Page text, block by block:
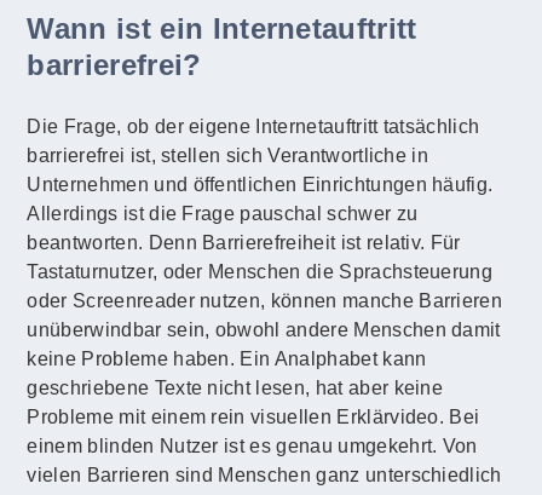
Wann ist ein Internetauftritt
barrierefrei?
Die Frage, ob der eigene Internetauftritt tatsächlich
barrierefrei ist, stellen sich Verantwortliche in
Unternehmen und öffentlichen Einrichtungen häufig.
Allerdings ist die Frage pauschal schwer zu
beantworten. Denn Barrierefreiheit ist relativ. Für
Tastaturnutzer, oder Menschen die Sprachsteuerung
oder Screenreader nutzen, können manche Barrieren
unüberwindbar sein, obwohl andere Menschen damit
keine Probleme haben. Ein Analphabet kann
geschriebene Texte nicht lesen, hat aber keine
Probleme mit einem rein visuellen Erklärvideo. Bei
einem blinden Nutzer ist es genau umgekehrt. Von
vielen Barrieren sind Menschen ganz unterschiedlich